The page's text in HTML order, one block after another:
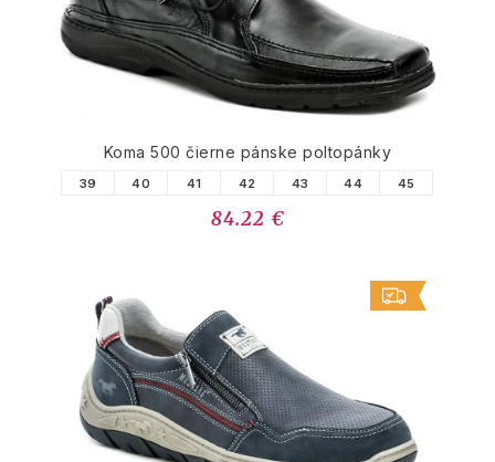
Koma 500 čierne pánske poltopánky
39 40 41 42 43 44 45
84.22 €